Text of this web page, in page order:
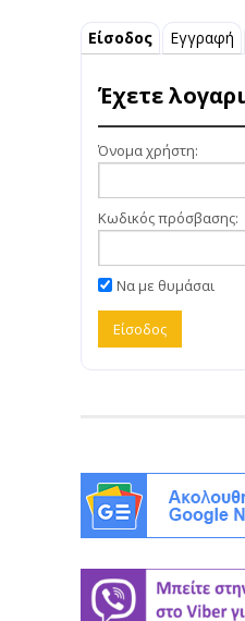
Είσοδος Εγγραφή
Έχετε
Όνομα χρήστη:
Κωδικός πρόσβασης:
Να με θυμάσαι